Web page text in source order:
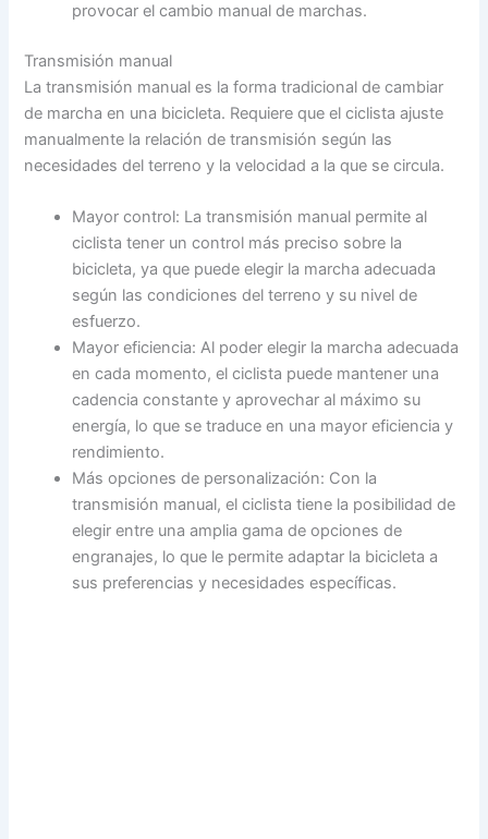
provocar el cambio manual de marchas.
Transmisión manual
La transmisión manual es la forma tradicional de cambiar
de marcha en una bicicleta. Requiere que el ciclista ajuste
manualmente la relación de transmisión según las
necesidades del terreno y la velocidad a la que se circula.
Mayor control: La transmisión manual permite al
ciclista tener un control más preciso sobre la
bicicleta, ya que puede elegir la marcha adecuada
según las condiciones del terreno y su nivel de
esfuerzo.
Mayor eficiencia: Al poder elegir la marcha adecuada
en cada momento, el ciclista puede mantener una
cadencia constante y aprovechar al máximo su
energía, lo que se traduce en una mayor eficiencia y
rendimiento.
Más opciones de personalización: Con la
transmisión manual, el ciclista tiene la posibilidad de
elegir entre una amplia gama de opciones de
engranajes, lo que le permite adaptar la bicicleta a
sus preferencias y necesidades específicas.